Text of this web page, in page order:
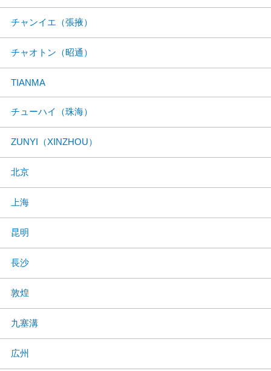
チャンイエ（張掖）
チャオトン（昭通）
TIANMA
チューハイ（珠海）
ZUNYI（XINZHOU）
北京
上海
昆明
長沙
敦煌
九塞溝
広州